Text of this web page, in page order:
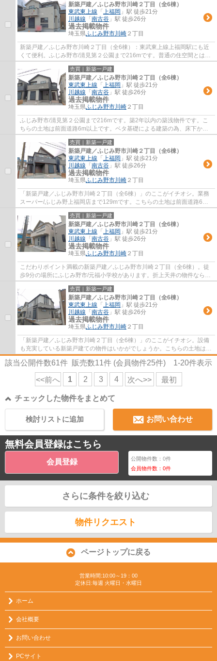
新築戸建／ふじみ野市川崎２丁目（全6棟）
東武東上線 「 上福岡 」駅 徒歩21分
川越線 「 南古谷 」駅 徒歩26分
過去掲載物件
埼玉県ふじみ野市川崎 ２丁目
新築戸建／ふじみ野市川崎２丁目（全6棟）：東武東上線上福岡駅にも近
くて便利。ふじみ野市/清見第２公園まで216mです。普通の住空間とは違
う、個性的で魅力的なデザイナーズ物件です...
売買｜新築一戸建
新築戸建／ふじみ野市川崎２丁目（全6棟）
東武東上線 「 上福岡 」駅 徒歩21分
川越線 「 南古谷 」駅 徒歩26分
過去掲載物件
埼玉県ふじみ野市川崎 ２丁目
ふじみ野市/清見第２公園まで216mです。築2年以内の築浅物件です。こ
ちらの土地は前面道路6m以上です。ベタ基礎による建築の為、床下から
の嫌な湿気も気になりません。不動産購入は、...
売買｜新築一戸建
新築戸建／ふじみ野市川崎２丁目（全6棟）
東武東上線 「 上福岡 」駅 徒歩21分
川越線 「 南古谷 」駅 徒歩26分
過去掲載物件
埼玉県ふじみ野市川崎 ２丁目
「新築戸建／ふじみ野市川崎２丁目（全6棟）」のここがイチオシ。業務
スーパー/ふじみ野上福岡店まで129mです。こちらの土地は前面道路6m
以上です。デザイナーが考えた個性的でユニー...
売買｜新築一戸建
新築戸建／ふじみ野市川崎２丁目（全6棟）
東武東上線 「 上福岡 」駅 徒歩21分
川越線 「 南古谷 」駅 徒歩26分
過去掲載物件
埼玉県ふじみ野市川崎 ２丁目
こだわりポイント満載の新築戸建／ふじみ野市川崎２丁目（全6棟）。徒
歩9分の場所にふじみ野市/元福小学校があります。折上天井の物件なら、
圧迫感の無い空間を演出する事が出来ます。...
売買｜新築一戸建
新築戸建／ふじみ野市川崎２丁目（全6棟）
東武東上線 「 上福岡 」駅 徒歩21分
川越線 「 南古谷 」駅 徒歩26分
過去掲載物件
埼玉県ふじみ野市川崎 ２丁目
「新築戸建／ふじみ野市川崎２丁目（全6棟）」のここがイチオシ。設備
も充実している新築戸建ての物件はいかがでしょうか。こちらの土地は前
面道路6m以上です。高い強度も持ったベタ基...
該当公開件数61件 販売数11件 (会員物件25件) 1-20件表示
<<前へ 1 2 3 4 次へ>> 最初
チェックした物件をまとめて
お問い合わせ
検討リストに追加
無料会員登録はこちら
会員登録 公開物件数：0件
会員物件数：0件
さらに条件を絞り込む
物件リクエスト
ページトップに戻る
営業時間:10:00～19：00
定休日:毎週 火曜日・水曜日
ホーム
会社概要
お問い合わせ
PCサイト